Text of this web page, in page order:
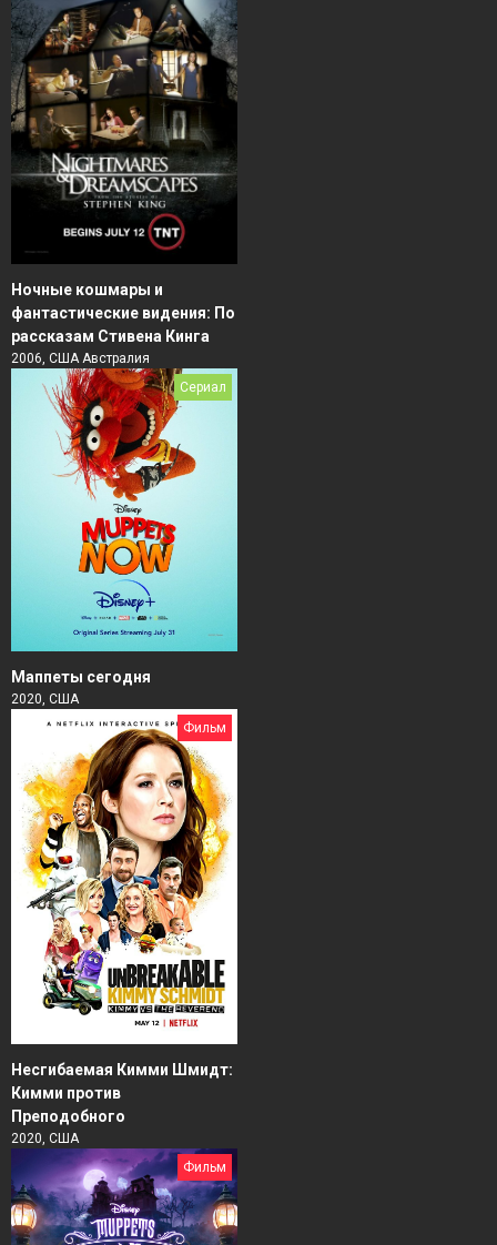
Ночные кошмары и
фантастические видения: По
рассказам Стивена Кинга
2006, США Австралия
Сериал
Маппеты сегодня
2020, США
Фильм
Несгибаемая Кимми Шмидт:
Кимми против
Преподобного
2020, США
Фильм